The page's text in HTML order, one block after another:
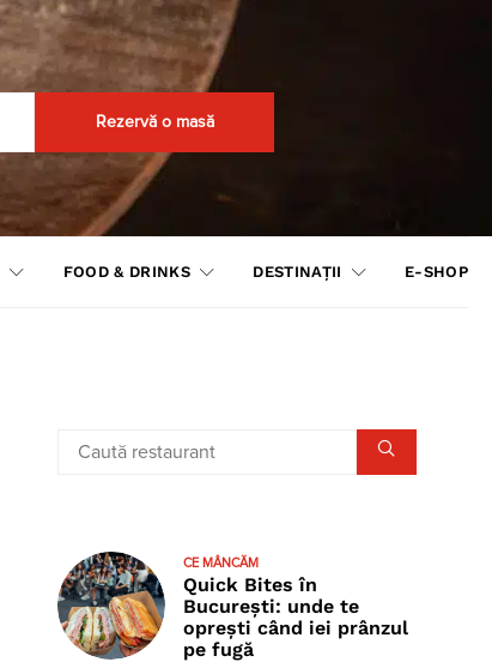
Rezervă o masă
FOOD & DRINKS DESTINAȚII E-SHOP
CE MÂNCĂM
Quick Bites în
București: unde te
oprești când iei prânzul
pe fugă